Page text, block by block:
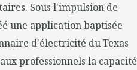
Sous l'impulsion de
une application baptisée
d'électricité du Texas
professionnels la capacité